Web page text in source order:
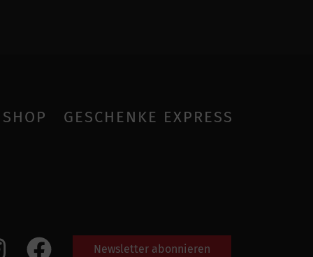
SHOP GESCHENKE EXPRESS
Newsletter abonnieren